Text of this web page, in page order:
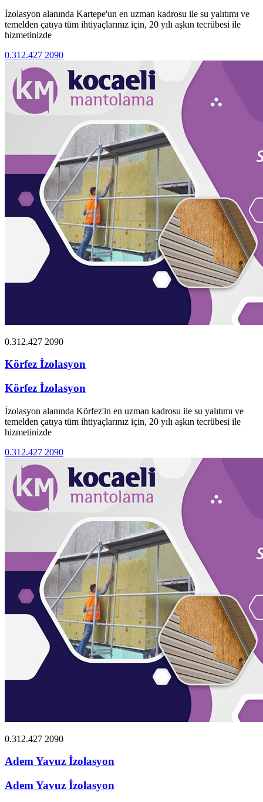
İzolasyon alanında Kartepe'un en uzman kadrosu ile su yalıtımı ve
temelden çatıya tüm ihtiyaçlarınız için, 20 yılı aşkın tecrübesi ile
hizmetinizde
0.312.427 2090
0.312.427 2090
Körfez İzolasyon
Körfez İzolasyon
İzolasyon alanında Körfez'in en uzman kadrosu ile su yalıtımı ve
temelden çatıya tüm ihtiyaçlarınız için, 20 yılı aşkın tecrübesi ile
hizmetinizde
0.312.427 2090
0.312.427 2090
Adem Yavuz İzolasyon
Adem Yavuz İzolasyon